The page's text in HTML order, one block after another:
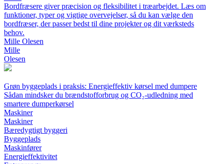
Bordfræsere giver præcision og fleksibilitet i træarbejdet. Læs om
funktioner, typer og vigtige overvejelser, så du kan vælge den
bordfræser, der passer bedst til dine projekter og dit værksteds
behov.
Mille Olesen
Mille
Olesen
Grøn byggeplads i praksis: Energieffektiv kørsel med dumpere
Sådan mindsker du brændstofforbrug og CO₂-udledning med
smartere dumperkørsel
Maskiner
Maskiner
Bæredygtigt byggeri
Byggeplads
Maskinfører
Energieffektivitet